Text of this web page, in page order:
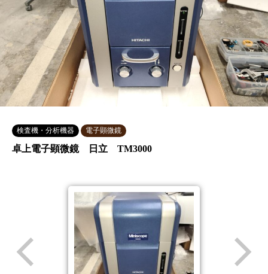
検査機・分析機器 電子顕微鏡
卓上電子顕微鏡 日立 TM3000